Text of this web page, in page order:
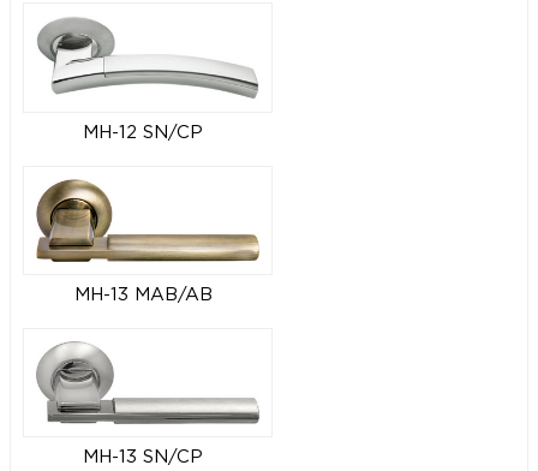
MH-12 SN/CP
MH-13 MAB/AB
MH-13 SN/CP